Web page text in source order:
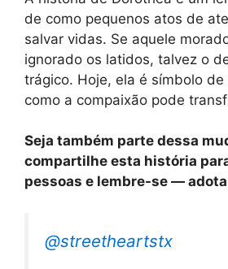
de como pequenos atos de
salvar vidas. Se aquele
ignorado os latidos, talvez o
trágico. Hoje, ela é símbolo
como a compaixão pode
Seja também parte dessa
compartilhe esta história
pessoas e lembre-se —
@streetheartstx